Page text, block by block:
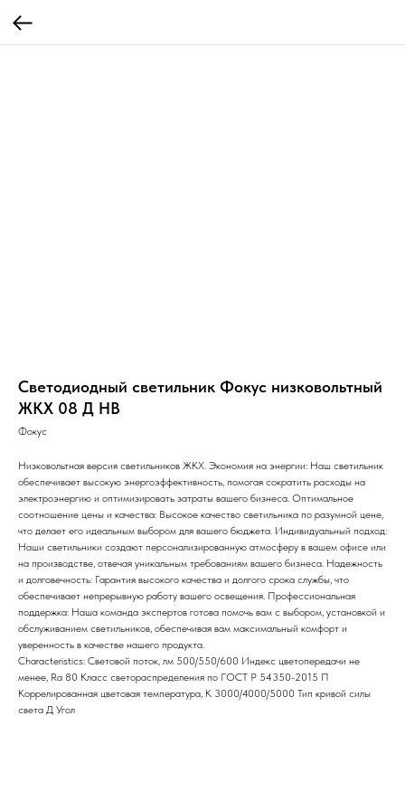
Светодиодный светильник Фокус низковольтный
ЖКХ 08 Д НВ
Фокус
Низковольтная версия светильников ЖКХ. Экономия на энергии: Наш светильник
обеспечивает высокую энергоэффективность, помогая сократить расходы на
электроэнергию и оптимизировать затраты вашего бизнеса. Оптимальное
соотношение цены и качества: Высокое качество светильника по разумной цене,
что делает его идеальным выбором для вашего бюджета. Индивидуальный подход:
Наши светильники создают персонализированную атмосферу в вашем офисе или
на производстве, отвечая уникальным требованиям вашего бизнеса. Надежность
и долговечность: Гарантия высокого качества и долгого срока службы, что
обеспечивает непрерывную работу вашего освещения. Профессиональная
поддержка: Наша команда экспертов готова помочь вам с выбором, установкой и
обслуживанием светильников, обеспечивая вам максимальный комфорт и
уверенность в качестве нашего продукта.
Characteristics: Световой поток, лм 500/550/600 Индекс цветопередачи не
менее, Ra 80 Класс светораспределения по ГОСТ Р 54350-2015 П
Коррелированная цветовая температура, К 3000/4000/5000 Тип кривой силы
света Д Угол